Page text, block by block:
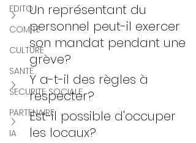
EDITO
COMITE
CULTURE
SANTE
SECURITE SOCIALE
PARTENAIRE
IA
Un représentant du
personnel peut-il exercer
son mandat pendant une
grève?
Y a-t-il des règles à
respecter?
Est-il possible d'occuper
les locaux?